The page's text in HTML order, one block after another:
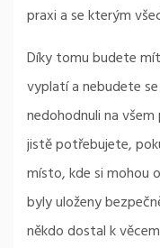
praxi a se kterým
Díky tomu budete
vyplatí a nebudete
nedohodnuli na
jistě potřebujete,
místo, kde si mohou
byly uloženy
někdo dostal k